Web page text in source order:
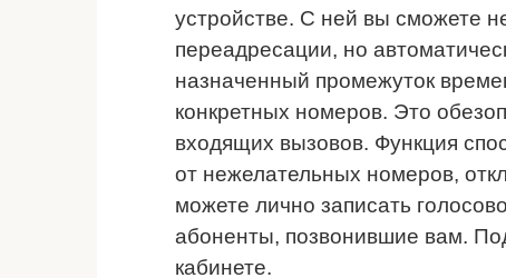
устройстве. С ней вы сможете
переадресации, но
назначенный промежуток
конкретных номеров. Это
входящих вызовов. Функция
от нежелательных номеров,
можете лично записать
абоненты, позвонившие вам.
кабинете.